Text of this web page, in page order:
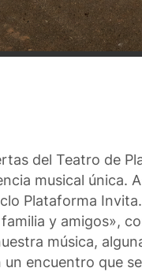
del Teatro de
musical
Plataforma
y amigos»,
música,
encuentro que